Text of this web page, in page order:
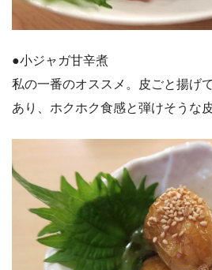
●小ジャガ甘辛煮
私の一番のオススメ。皮ごと揚げ
あり、ホクホク食感と弾けそうな